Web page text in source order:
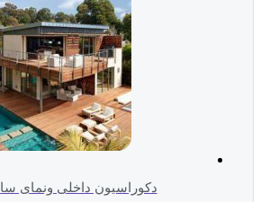
دکوراسیون داخلی ونمای ساختمان(140)